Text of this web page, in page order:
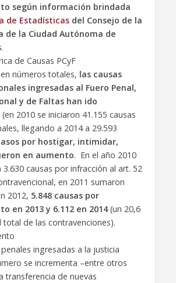
según información brindada
de Estadísticasdel Consejo de la
de la Ciudad Autónoma de
.
números totales, las causas
ingresadas al Fuero Penal,
y de Faltas han ido
(en 2010 se iniciaron 41.155 causas
llegando a 2014 a 29.593
por hostigar, intimidar,
en aumento. En el año 2010
causas por infracción al art. 52
en 2011 sumaron
2012, 5.848 causas por
en 2013 y 6.112 en 2014(un 20,6
de las contravenciones).
ingresadas a la justicia
se incrementa –entre otros
transferencia de nuevas